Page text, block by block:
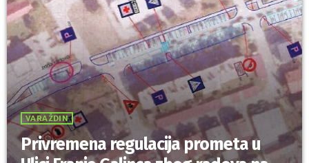
VARAŽDIN
Privremena regulacija prometa u